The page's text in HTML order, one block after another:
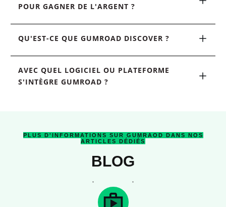
POUR GAGNER DE L'ARGENT ?
QU'EST-CE QUE GUMROAD DISCOVER ?
AVEC QUEL LOGICIEL OU PLATEFORME
S'INTÈGRE GUMROAD ?
PLUS D'INFORMATIONS SUR GUMRAOD DANS NOS
ARTICLES DÉDIÉS
BLOG